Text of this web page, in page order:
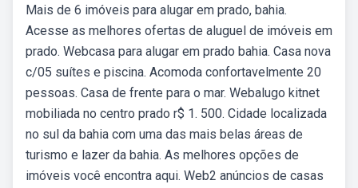
Mais de 6 imóveis para alugar em prado, bahia.
Acesse as melhores ofertas de aluguel de imóveis em
prado. Webcasa para alugar em prado bahia. Casa nova
c/05 suítes e piscina. Acomoda confortavelmente 20
pessoas. Casa de frente para o mar. Webalugo kitnet
mobiliada no centro prado r$ 1. 500. Cidade localizada
no sul da bahia com uma das mais belas áreas de
turismo e lazer da bahia. As melhores opções de
imóveis você encontra aqui. Web2 anúncios de casas